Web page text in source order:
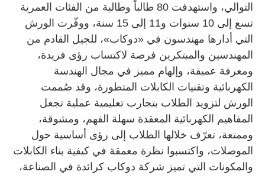
التوالي، واستهدفت 80 طالباً وطالبة من الفئات العمرية
تسع إلى 10 سنوات و11 إلى 15 سنة، ووفّرت الورش
التي أدارها مهندسون في «دوكاب»، للجيل القادم من
المهندسين والمبتكرين فرصة لاكتساب رؤى فريدة،
ومعرفة عميقة، وإلهام مميز في مجال الهندسة
الكهربائية وتقنيات الكابلات المتطورة، وقد صُممت
الورش لتزويد الطلاب بتجارب تعليمية عملية تجعل
المفاهيم الكهربائية المعقدة سهلة الفهم، ومشوقة،
وممتعة، تعرّف خلالها الطلاب إلى رؤى أساسية حول
الموصلات، واكتسبوا نظرة معمقة في كيفية بناء الكابلات
والمكونات التي تميز شركة دوكاب كرائدة في الصناعة،